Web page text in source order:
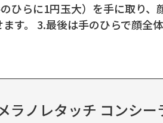
ひらに1円玉大）を手に取り
す。 3.最後は手のひらで顔全
ラノレタッチ コンシ